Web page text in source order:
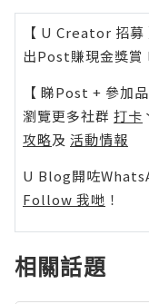
【 U Creator 招募
出Post賺現金獎賞
【 睇Post + 參加品
瀏覽更多社群 打卡
攻略及 活動情報
U Blog開咗
Follow 我哋 ！
相關話題